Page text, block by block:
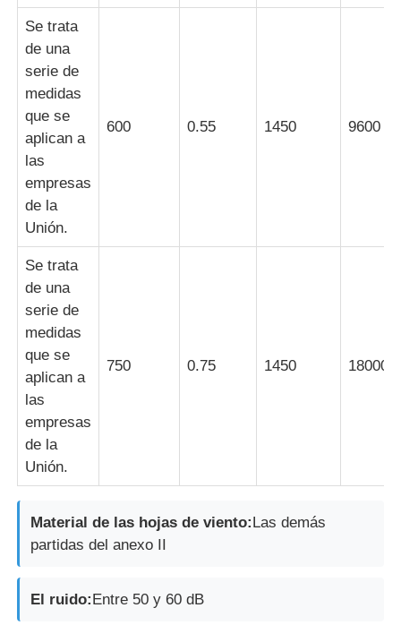
Se trata
de una
serie de
medidas
que se
aplican a
las
empresas
de la
Unión.
600 0.55 1450 9600
Se trata
de una
serie de
medidas
que se
aplican a
las
empresas
de la
Unión.
750 0.75 1450 18000
Material de las hojas de viento:Las demás
partidas del anexo II
El ruido:Entre 50 y 60 dB